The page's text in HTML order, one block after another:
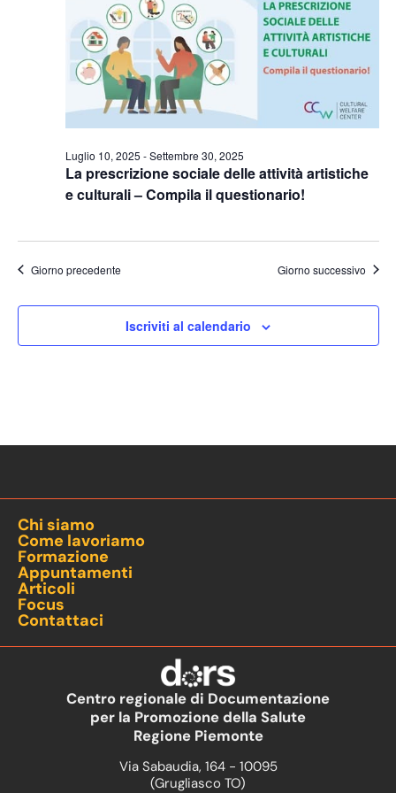
La prescrizione sociale delle attività artistiche
e culturali – Compila il questionario!
Luglio 10, 2025 -Settembre 30, 2025
Giorno precedente Giorno successivo
Iscriviti al calendario
Chi siamo
Come lavoriamo
Formazione
Appuntamenti
Articoli
Focus
Contattaci
Centro regionale di Documentazione
per la Promozione della Salute
Regione Piemonte
Via Sabaudia, 164 - 10095
(Grugliasco TO)